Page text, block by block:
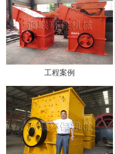
工程案例